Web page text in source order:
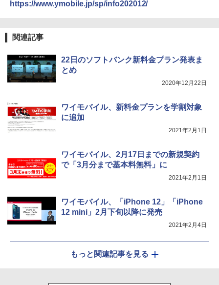
https://www.ymobile.jp/sp/info202012/
関連記事
22日のソフトバンク新料金プラン発表ま
とめ
2020年12月22日
ワイモバイル、新料金プランを学割対象
に追加
2021年2月1日
ワイモバイル、2月17日までの新規契約
で「3月分まで基本料無料」に
2021年2月1日
ワイモバイル、「iPhone 12」「iPhone
12 mini」2月下旬以降に発売
2021年2月4日
もっと関連記事を見る